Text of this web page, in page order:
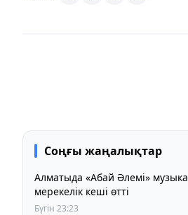
Соңғы жаңалықтар
Алматыда «Абай Әлемі»
мерекелік кеші өтті
Бүгін 23:23